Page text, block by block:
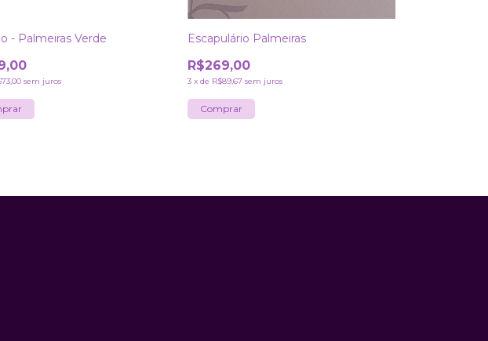
- Palmeiras Verde
sem juros
Escapulário Palmeiras
R$269,00
3 x de R$89,67 sem juros